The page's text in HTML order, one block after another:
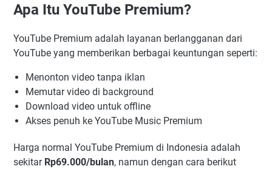
Apa Itu YouTube Premium?
YouTube Premium adalah layanan berlangganan dari
YouTube yang memberikan berbagai keuntungan seperti:
Menonton video tanpa iklan
Memutar video di background
Download video untuk offline
Akses penuh ke YouTube Music Premium
Harga normal YouTube Premium di Indonesia adalah
sekitar Rp69.000/bulan, namun dengan cara berikut